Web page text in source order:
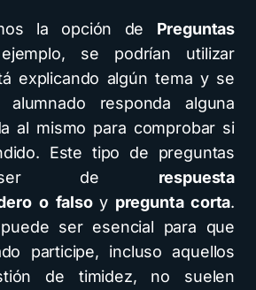
la opción de Preguntas
se podrían utilizar
explicando algún tema y se
responda alguna
al mismo para comprobar si
Este tipo de preguntas
ser de respuesta
o falsoy pregunta corta.
ser esencial para que
participe, incluso aquellos
de timidez, no suelen